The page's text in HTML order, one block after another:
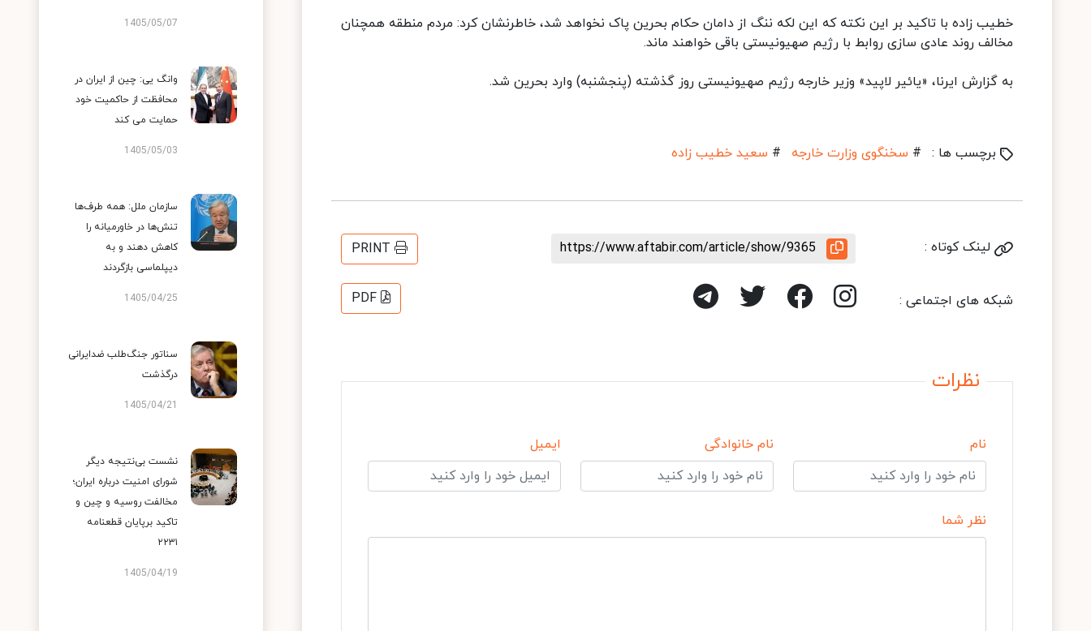
خطیب زاده با تاکید بر این نکته که این لکه ننگ از دامان حکام بحرین پاک نخواهد شد، خاطرنشان کرد: مردم منطقه همچنان
مخالف روند عادی سازی روابط با رژیم صهیونیستی باقی خواهند ماند.
به گزارش ایرنا، «یائیر لاپید» وزیر خارجه رژیم صهیونیستی روز گذشته (پنجشنبه) وارد بحرین شد.
برچسب ها : # سخنگوی وزارت خارجه # سعید خطیب زاده
لینک کوتاه : https://www.aftabir.com/article/show/9365
PRINT
شبکه های اجتماعی : PDF
نظرات
نام نام خانوادگی ایمیل
نظر شما
1405/05/07
وانگ یی: چین از ایران در
محافظت از حاکمیت خود
حمایت می کند
1405/05/03
سازمان ملل: همه طرف‌ها
تنش‌ها در خاورمیانه را
کاهش دهند و به
دیپلماسی بازگردند
1405/04/25
سناتور جنگ‌طلب ضدایرانی
درگذشت
1405/04/21
نشست بی‌نتیجه دیگر
شورای امنیت درباره ایران؛
مخالفت روسیه و چین و
تاکید برپایان قطعنامه
۲۲۳۱
1405/04/19